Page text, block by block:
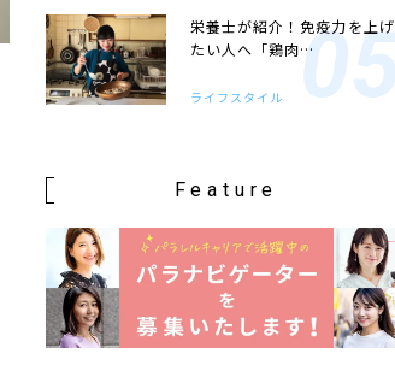
栄養士が紹介！免疫力を上げ
たい人へ「鶏肉…
ライフスタイル
Feature